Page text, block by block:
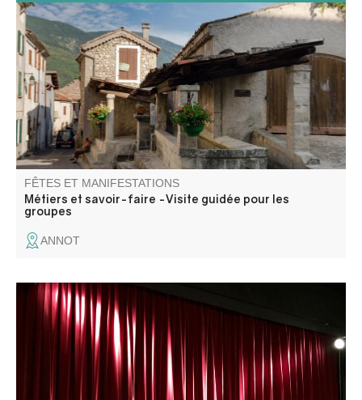
Perché à 700 mètres d’altitude dans la haute vallée de la
Vaïre, Annot se découvre à travers les métiers et savoir-
faire d’autrefois.
FÊTES ET MANIFESTATIONS
Métiers et savoir-faire -Visite guidée pour les
groupes
ANNOT
La Compagnie Placebo présente "Une heure et demie de
retard".